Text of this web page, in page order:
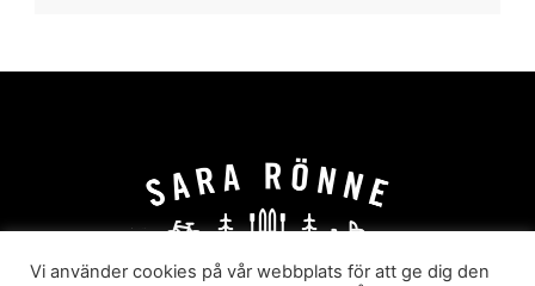
Vi använder cookies på vår webbplats för att ge dig den